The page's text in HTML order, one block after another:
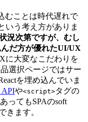
むことは時代遅れで
いう考え方がありま
況次第ですが、むし
だ方が優れたUI/UX
に大変なこだわりを
選択ページではサー
を埋め込んでいま
APIや<script>タグの
ってもSPAのsoft
きます。